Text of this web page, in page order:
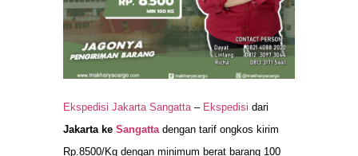
Ekspedisi Jakarta Sangatta –Ekspedisi dari
Jakarta ke Sangatta dengan tarif ongkos kirim
Rp.8500/Kg dengan minimum berat barang 100